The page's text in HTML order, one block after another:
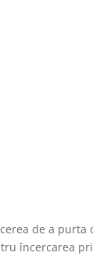
cerea de a purta
încercarea